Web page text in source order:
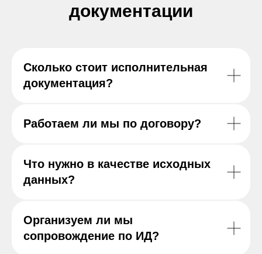
документации
Сколько стоит исполнительная
документация?
Работаем ли мы по договору?
Что нужно в качестве исходных
данных?
Организуем ли мы
сопровождение по ИД?